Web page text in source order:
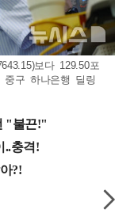
보다 129.50포
중구 하나은행 딜링